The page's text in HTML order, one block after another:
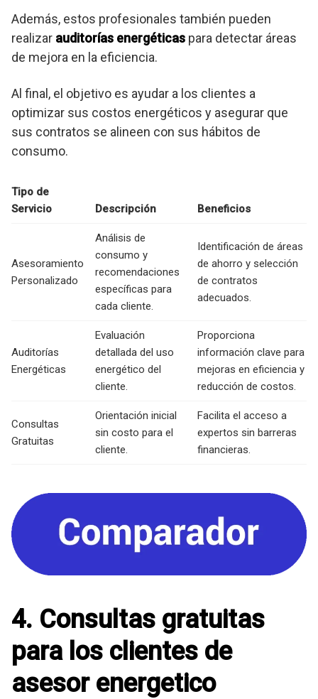
Además, estos profesionales también pueden
realizar auditorías energéticas para detectar áreas
de mejora en la eficiencia.
Al final, el objetivo es ayudar a los clientes a
optimizar sus costos energéticos y asegurar que
sus contratos se alineen con sus hábitos de
consumo.
Tipo de
Servicio
Descripción Beneficios
Asesoramiento
Personalizado
Análisis de
consumo y
recomendaciones
específicas para
cada cliente.
Identificación de áreas
de ahorro y selección
de contratos
adecuados.
Auditorías
Energéticas
Evaluación
detallada del uso
energético del
cliente.
Proporciona
información clave para
mejoras en eficiencia y
reducción de costos.
Consultas
Gratuitas
Orientación inicial
sin costo para el
cliente.
Facilita el acceso a
expertos sin barreras
financieras.
4. Consultas gratuitas
para los clientes de
asesor energetico